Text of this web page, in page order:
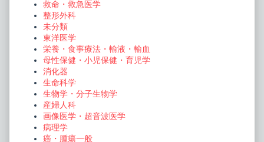
救命・救急医学
整形外科
未分類
東洋医学
栄養・食事療法・輸液・輸血
母性保健・小児保健・育児学
消化器
生命科学
生物学・分子生物学
産婦人科
画像医学・超音波医学
病理学
癌・腫瘍一般